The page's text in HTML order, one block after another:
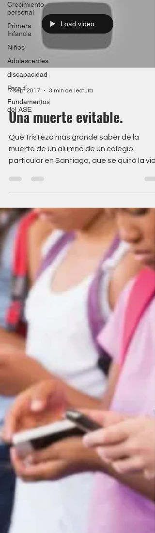
a 5 cualidades del liderazgo
transformacional.
EMOLAB
Manual de estrategias de regulación
emocional para docentes y asistentes de
la educación.
Descarga aquí
5 Pasos para la
Retroalimentación
Infografía de los 5 pasos para una
retroalimentación que potencia las
Crecimiento
personal
Primera
Infancia
Niños
Adolescentes
discapacidad
Para tí
Fundamentos
del ASE
Load video
7 sept 2017 3 min de lectura
Una muerte evitable.
Qué tristeza más grande saber de la
muerte de un alumno de un colegio
particular en Santiago, que se quitó la